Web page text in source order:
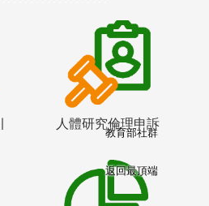
人體研究倫理申訴
教育部社群
返回最頂端